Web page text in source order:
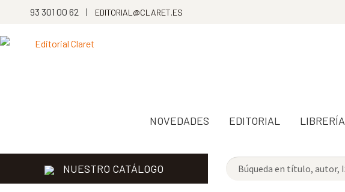
93 301 00 62 | EDITORIAL@CLARET.ES
NOVEDADES EDITORIAL
NUESTRO CATÁLOGO